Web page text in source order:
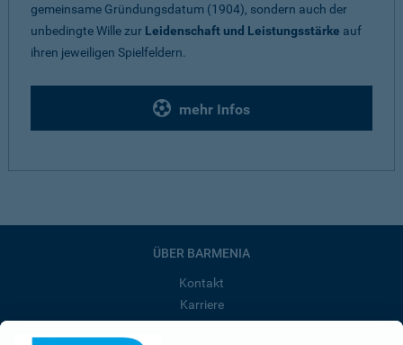
gemeinsame Gründungsdatum (1904), sondern auch der
unbedingte Wille zur Leidenschaft und Leistungsstärke auf
ihren jeweiligen Spielfeldern.
mehr Infos
ÜBER BARMENIA
Kontakt
Karriere